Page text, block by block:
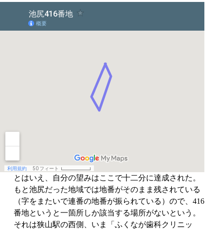
とはいえ、自分の望みはここで十二分に達成された。
もと池尻だった地域では地番がそのまま残されている
（字をまたいで連番の地番が振られている）ので、416
番地というと一箇所しか該当する場所がないという。
それは狭山駅の西側、いま「ふくなが歯科クリニッ